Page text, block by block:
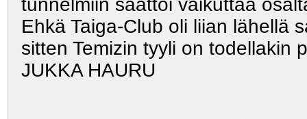
tunnelmiin saattoi vaikuttaa
Ehkä Taiga-Club oli liian lähellä
sitten Temizin tyyli on todellakin
JUKKA HAURU